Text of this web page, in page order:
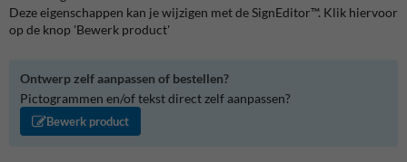
Deze eigenschappen kan je wijzigen met de SignEditor™. Klik hiervoor
op de knop 'Bewerk product'
Ontwerp zelf aanpassen of bestellen?
Pictogrammen en/of tekst direct zelf aanpassen?
Bewerk product